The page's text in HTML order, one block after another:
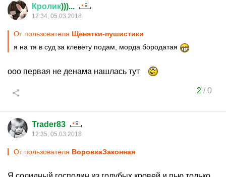
Кролик)))...
12:34, 05.03.2018
От пользователя Щенятки-пушистики
я на тя в суд за клевету подам, морда бородатая
ооо первая не денама нашлась тут
2 /0
Trader83
12:35, 05.03.2018
От пользователя ВоровкаЗаконная